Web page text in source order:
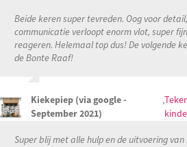
Beide keren super tevreden. Oog voor
communicatie verloopt enorm vlot, super
reageren. Helemaal top dus! De volgende
de Bonte Raaf!
Kiekepiep (via google -
September 2021)
,
Super blij met alle hulp en de uitvoering